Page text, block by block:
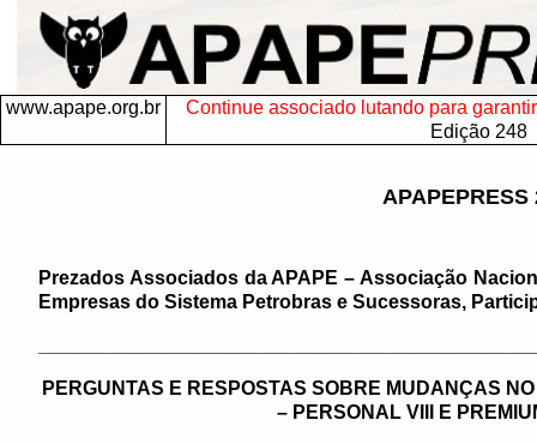
www.apape.org.br
Continue associado lutando para
Edição 248
APAPEPRESS
Prezados Associados da APAPE – Associação
Empresas do Sistema Petrobras e Sucessoras,
PERGUNTAS E RESPOSTAS SOBRE MUDANÇAS
– PERSONAL VIII E